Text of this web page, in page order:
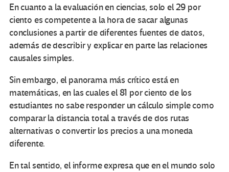
En cuanto a la evaluación en ciencias, solo el 29 por
ciento es competente a la hora de sacar algunas
conclusiones a partir de diferentes fuentes de datos,
además de describir y explicar en parte las relaciones
causales simples.
Sin embargo, el panorama más crítico está en
matemáticas, en las cuales el 81 por ciento de los
estudiantes no sabe responder un cálculo simple como
comparar la distancia total a través de dos rutas
alternativas o convertir los precios a una moneda
diferente.
En tal sentido, el informe expresa que en el mundo solo